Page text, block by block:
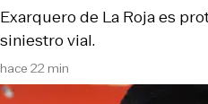
hace 22 min
Exarquero de La Roja es
siniestro vial.